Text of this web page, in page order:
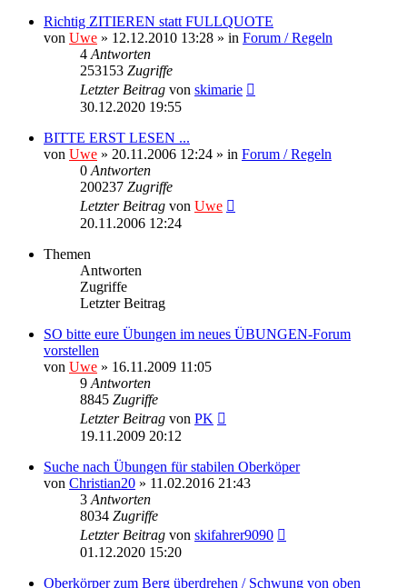
Richtig ZITIEREN statt FULLQUOTE
von Uwe » 12.12.2010 13:28 » in Forum / Regeln
4 Antworten
253153 Zugriffe
Letzter Beitrag von skimarie
30.12.2020 19:55
BITTE ERST LESEN ...
von Uwe » 20.11.2006 12:24 » in Forum / Regeln
0 Antworten
200237 Zugriffe
Letzter Beitrag von Uwe
20.11.2006 12:24
Themen
Antworten
Zugriffe
Letzter Beitrag
SO bitte eure Übungen im neues ÜBUNGEN-Forum
vorstellen
von Uwe » 16.11.2009 11:05
9 Antworten
8845 Zugriffe
Letzter Beitrag von PK
19.11.2009 20:12
Suche nach Übungen für stabilen Oberköper
von Christian20 » 11.02.2016 21:43
3 Antworten
8034 Zugriffe
Letzter Beitrag von skifahrer9090
01.12.2020 15:20
Oberkörper zum Berg überdrehen / Schwung von oben